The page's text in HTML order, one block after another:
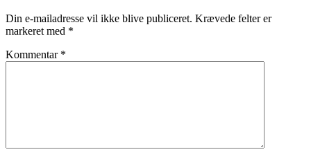
Din e-mailadresse vil ikke blive publiceret. Krævede felter er
markeret med *
Kommentar *